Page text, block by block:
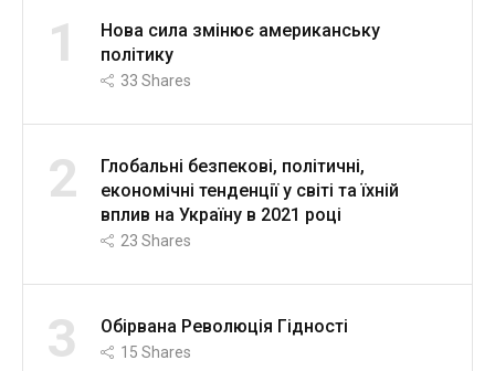
1
Нова сила змінює американську
політику
33 Shares
2
Глобальні безпекові, політичні,
економічні тенденції у світі та їхній
вплив на Україну в 2021 році
23 Shares
3 Обірвана Революція Гідності
15 Shares